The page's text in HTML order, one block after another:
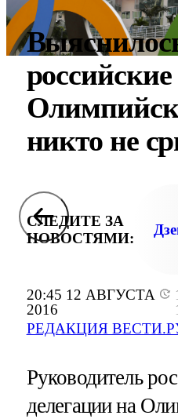
20:45 12 АВГУСТА
2016
РЕДАКЦИЯ
никто не
СЛЕДИТЕ ЗА
НОВОСТЯМИ:
Руководитель
делегации на